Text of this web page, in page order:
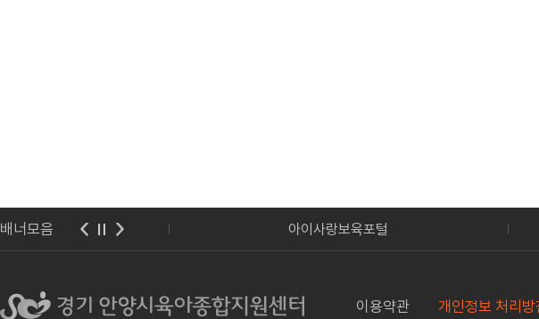
배너모음
육청 아이사랑보육포털
이용약관 개인정보 처리방